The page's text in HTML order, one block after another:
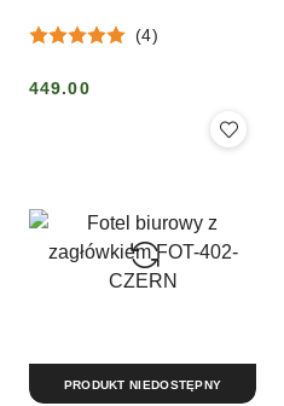
(4)
Cena:
449.00
PRODUKT NIEDOSTĘPNY